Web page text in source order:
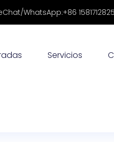
WhatsApp:+86
Servicios